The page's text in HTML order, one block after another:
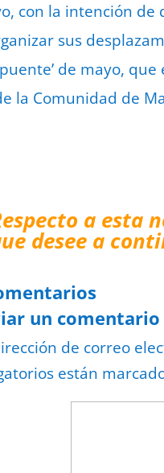
con la intención
sus
de mayo,
la Comunidad de
a esta
desee a
un comentario
de correo
están